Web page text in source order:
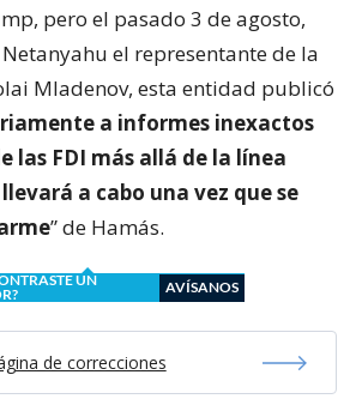
pero el pasado 3 de agosto,
el representante de la
Mladenov, esta entidad publicó
a informes inexactos
las FDI más allá de la línea
a cabo una vez que se
” de Hamás.
UN
AVÍSANOS
de correcciones